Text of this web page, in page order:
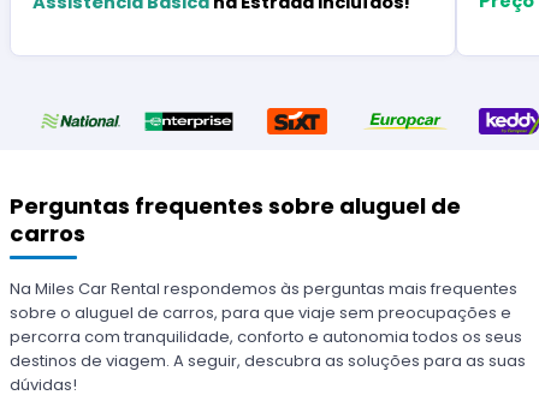
Perguntas frequentes sobre aluguel de
carros
Na Miles Car Rental respondemos às perguntas mais frequentes
sobre o aluguel de carros, para que viaje sem preocupações e
percorra com tranquilidade, conforto e autonomia todos os seus
destinos de viagem. A seguir, descubra as soluções para as suas
dúvidas!